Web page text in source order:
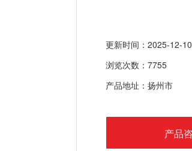
更新时间：2025-12-10
浏览次数：7755
产品地址：扬州市
产品